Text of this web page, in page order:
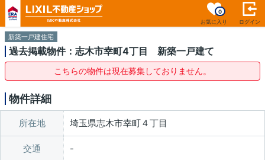
お気に入り
0
ログイン
新築一戸建住宅
過去掲載物件：志木市幸町4丁目 新築一戸建て
こちらの物件は現在募集しておりません。
物件詳細
所在地 埼玉県志木市幸町４丁目
交通